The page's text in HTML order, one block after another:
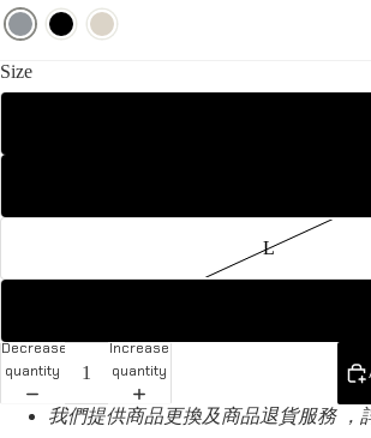
Size
L
Decrease
quantity
Increase
quantity
我們提供商品更換及商品退貨服務 ，